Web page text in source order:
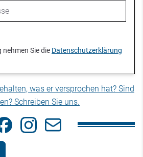
Sie die Datenschutzerklärung
was er versprochen hat? Sind
Schreiben Sie uns.